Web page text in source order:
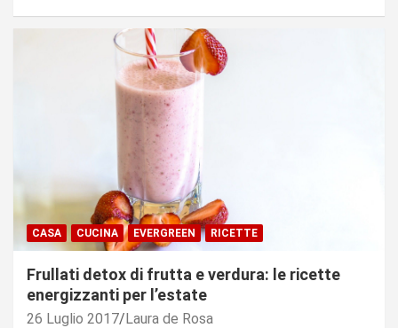
CASA CUCINA EVERGREEN RICETTE
Frullati detox di frutta e verdura: le ricette
energizzanti per l’estate
26 Luglio 2017 Laura de Rosa